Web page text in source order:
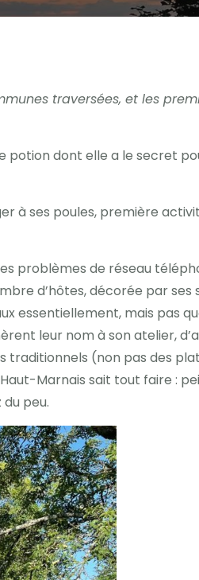
traversées, et les
potion dont elle a le secret
à ses poules, première
problèmes de réseau
d’hôtes, décorée par ses
essentiellement, mais pas
leur nom à son atelier,
traditionnels (non pas des
Marnais sait tout faire :
peu.